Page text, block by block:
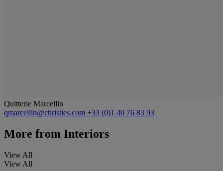
Quitterie Marcellin
qmarcellin@christies.com +33 (0)1 40 76 83 93
More from Interiors
View All
View All